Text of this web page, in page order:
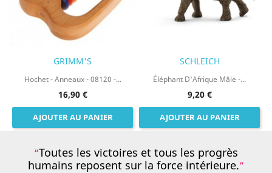
GRIMM'S
Hochet - Anneaux - 08120 -...
16,90 €
AJOUTER AU PANIER
SCHLEICH
Éléphant D'Afrique Mâle -...
9,20 €
AJOUTER AU PANIER
Toutes les victoires et tous les progrès
humains reposent sur la force intérieure.